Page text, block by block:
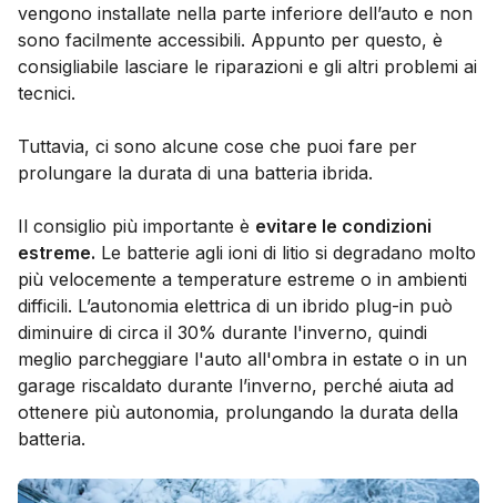
vengono installate nella parte inferiore dell’auto e non
sono facilmente accessibili. Appunto per questo, è
consigliabile lasciare le riparazioni e gli altri problemi ai
tecnici.
Tuttavia, ci sono alcune cose che puoi fare per
prolungare la durata di una batteria ibrida.
Il consiglio più importante è evitare le condizioni
estreme. Le batterie agli ioni di litio si degradano molto
più velocemente a temperature estreme o in ambienti
difficili. L’autonomia elettrica di un ibrido plug-in può
diminuire di circa il 30% durante l'inverno, quindi
meglio parcheggiare l'auto all'ombra in estate o in un
garage riscaldato durante l’inverno, perché aiuta ad
ottenere più autonomia, prolungando la durata della
batteria.